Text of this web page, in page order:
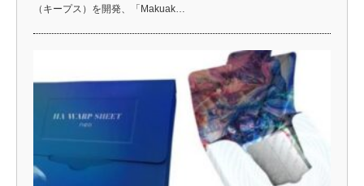
（キープス）を開発、「Makuak…